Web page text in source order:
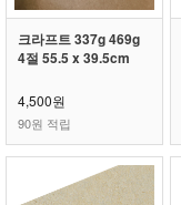
크라프트 337g 469g
4절 55.5 x 39.5cm
4,500원
90원 적립